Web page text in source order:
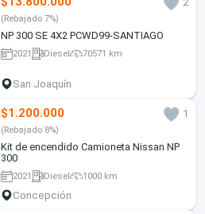
(Rebajado 7%)
NP 300 SE 4X2 PCWD99-SANTIAGO
2021 Diesel 70571 km
San Joaquín
$1.200.000 1
(Rebajado 8%)
Kit de encendido Camioneta Nissan NP
300
2021 Diesel 1000 km
Concepción